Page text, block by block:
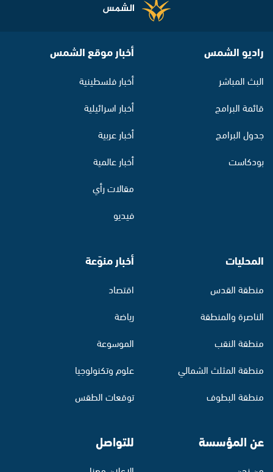
راديو الشمس
البث المباشر
قائمة البرامج
جدول البرامج
بودكاست
أخبار موقع الشمس
أخبار فلسطينية
أخبار اسرائيلية
أخبار عربية
أخبار عالمية
مقالات رأي
فيديو
المحليات
منطقة القدس
الناصرة والمنطقة
منطقة النقب
منطقة المثلث الشمالي
منطقة البطوف
أخبار منوّعة
اقتصاد
رياضة
الموسوعة
علوم وتكنولوجيا
توقعات الطقس
عن المؤسسة للتواصل